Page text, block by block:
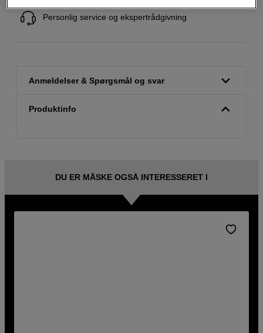
Personlig service og ekspertrådgivning
Anmeldelser & Spørgsmål og svar
Produktinfo
DU ER MÅSKE OGSÅ INTERESSERET I